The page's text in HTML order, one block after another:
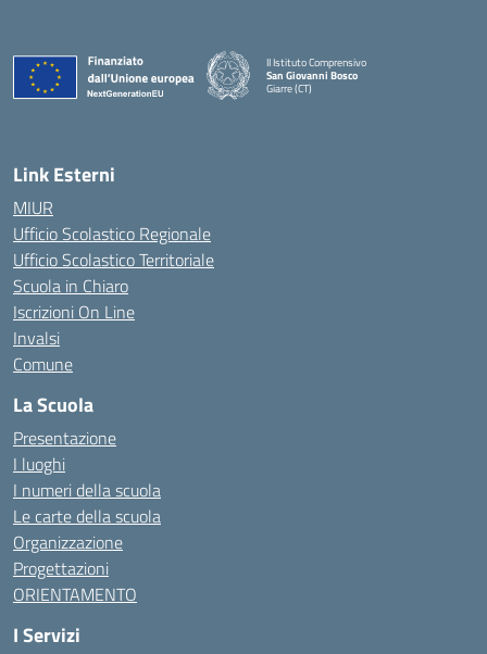
II Istituto Comprensivo
San Giovanni Bosco
Giarre (CT)
Link Esterni
MIUR
Ufficio Scolastico Regionale
Ufficio Scolastico Territoriale
Scuola in Chiaro
Iscrizioni On Line
Invalsi
Comune
La Scuola
Presentazione
I luoghi
I numeri della scuola
Le carte della scuola
Organizzazione
Progettazioni
ORIENTAMENTO
I Servizi